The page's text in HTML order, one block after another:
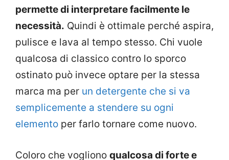
permette di interpretare facilmente le
necessità. Quindi è ottimale perché aspira,
pulisce e lava al tempo stesso. Chi vuole
qualcosa di classico contro lo sporco
ostinato può invece optare per la stessa
marca ma per un detergente che si va
semplicemente a stendere su ogni
elemento per farlo tornare come nuovo.
Coloro che vogliono qualcosa di forte e